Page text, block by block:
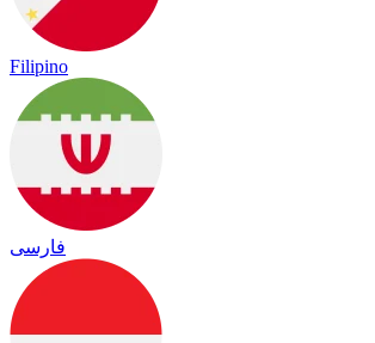
Filipino
فارسی